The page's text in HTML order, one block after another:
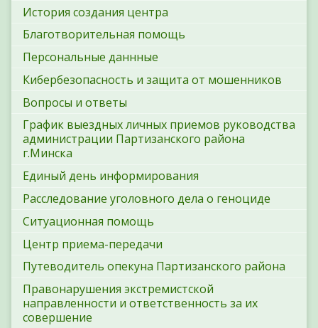
История создания центра
Благотворительная помощь
Персональные даннные
Кибербезопасность и защита от мошенников
Вопросы и ответы
График выездных личных приемов руководства
администрации Партизанского района
г.Минска
Единый день информирования
Расследование уголовного дела о геноциде
Ситуационная помощь
Центр приема-передачи
Путеводитель опекуна Партизанского района
Правонарушения экстремистской
направленности и ответственность за их
совершение